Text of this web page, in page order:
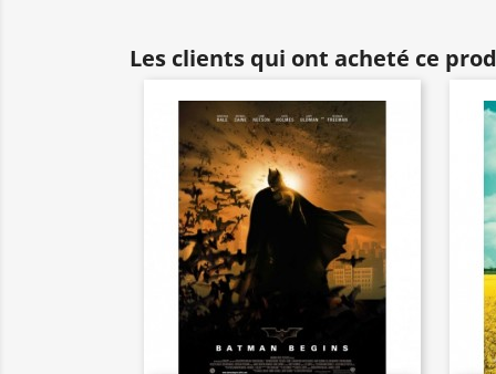
Les clients qui ont acheté ce